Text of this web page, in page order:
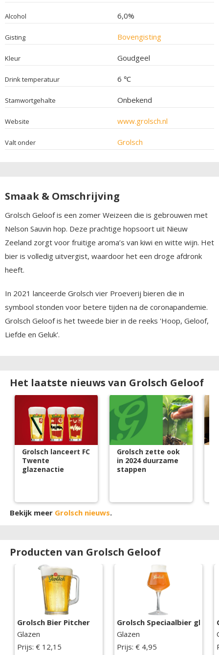
Alcohol 6,0%
Gisting Bovengisting
Kleur Goudgeel
Drink temperatuur 6 ℃
Stamwortgehalte Onbekend
Website www.grolsch.nl
Valt onder Grolsch
Smaak & Omschrijving
Grolsch Geloof is een zomer Weizeen die is gebrouwen met
Nelson Sauvin hop. Deze prachtige hopsoort uit Nieuw
Zeeland zorgt voor fruitige aroma’s van kiwi en witte wijn. Het
bier is volledig uitvergist, waardoor het een droge afdronk
heeft.
In 2021 lanceerde Grolsch vier Proeverij bieren die in
symbool stonden voor betere tijden na de coronapandemie.
Grolsch Geloof is het tweede bier in de reeks 'Hoop, Geloof,
Liefde en Geluk'.
Het laatste nieuws van Grolsch Geloof
Grolsch lanceert FC
Twente
glazenactie
Grolsch zette ook
in 2024 duurzame
stappen
Bekijk meer Grolsch nieuws.
Producten van Grolsch Geloof
Grolsch Bier Pitcher
Glazen
Prijs: € 12,15
Grolsch Speciaalbier glas
Glazen
Prijs: € 4,95